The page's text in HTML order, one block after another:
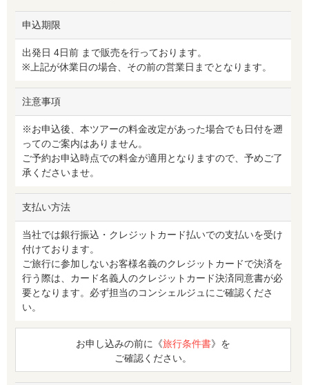
申込期限
出発日 4日前 まで販売を行っております。
※上記が休業日の場合、その前の営業日までとなります。
注意事項
※お申込後、本ツアーの料金改定があった場合でも日付を遡
ってのご案内はありません。
ご予約お申込時点での料金が適用となりますので、予めご了
承くださいませ。
支払い方法
当社では銀行振込・クレジットカード払いでの支払いを受け
付けております。
ご旅行に参加しないお客様名義のクレジットカードで決済を
行う際は、カード名義人のクレジットカード決済同意書が必
要となります。必ず担当のコンシェルジュにご確認くださ
い。
お申し込みの前に《旅行条件書》を
ご確認ください。